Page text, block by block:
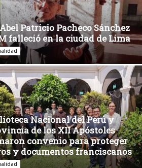
Patricio Pacheco Sánchez
falleció en la ciudad de Lima
Nacional del Perú y
de los XII Apóstoles
convenio para proteger
y documentos franciscanos